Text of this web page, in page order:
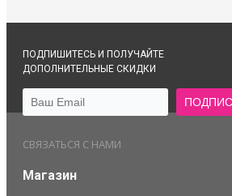
ПОДПИШИТЕСЬ И ПОЛУЧАЙТЕ
ДОПОЛНИТЕЛЬНЫЕ СКИДКИ
СВЯЗАТЬСЯ С НАМИ
Магазин